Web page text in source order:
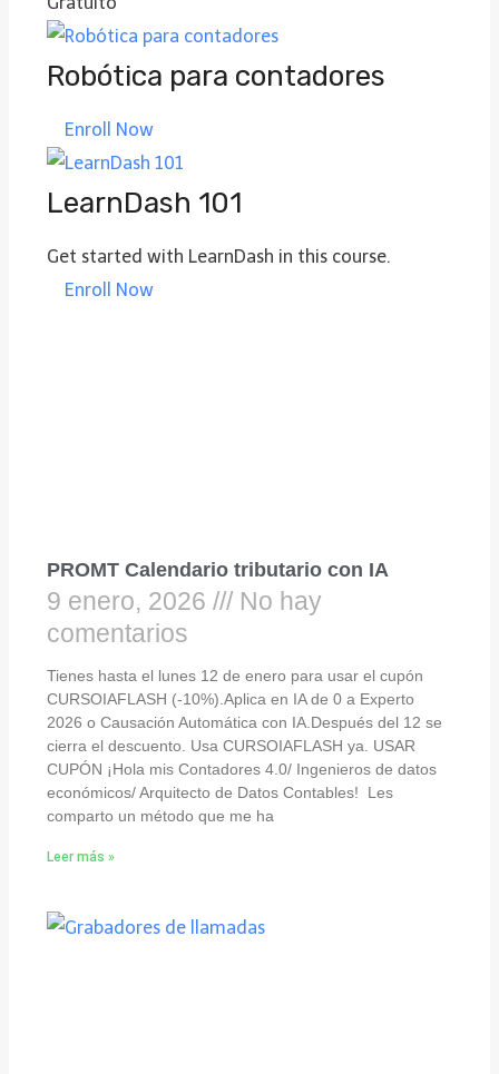
Robótica para contadores
Enroll Now
LearnDash 101
Get started with LearnDash in this course.
Enroll Now
PROMT Calendario tributario con IA
9 enero, 2026
No hay
comentarios
Tienes hasta el lunes 12 de enero para usar el cupón
CURSOIAFLASH (-10%).Aplica en IA de 0 a Experto
2026 o Causación Automática con IA.Después del 12 se
cierra el descuento. Usa CURSOIAFLASH ya. USAR
CUPÓN ¡Hola mis Contadores 4.0/ Ingenieros de datos
económicos/ Arquitecto de Datos Contables! Les
comparto un método que me ha
Leer más »